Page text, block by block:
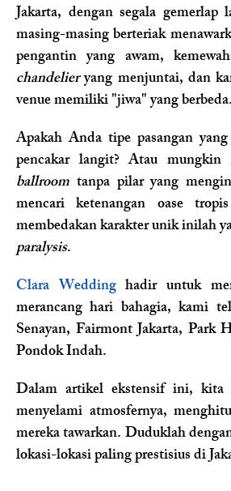
Jakarta, dengan segala
masing-masing berteriak
chandelier yang menjuntai, dan
venue memiliki "jiwa" yang berbeda.
Apakah Anda tipe pasangan
ballroom tanpa pilar yang
mencari ketenangan oase
membedakan karakter unik inilah
paralysis.
Clara Wedding hadir untuk
merancang hari bahagia, kami
Senayan, Fairmont Jakarta, Park
Pondok Indah.
Dalam artikel ekstensif ini, kita
menyelami atmosfernya,
mereka tawarkan. Duduklah
lokasi-lokasi paling prestisius di